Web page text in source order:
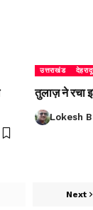
उत्तराखंड
तुलाज़ ने रचा
Lokesh
Next